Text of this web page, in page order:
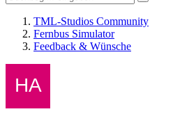
TML-Studios Community
Fernbus Simulator
Feedback & Wünsche